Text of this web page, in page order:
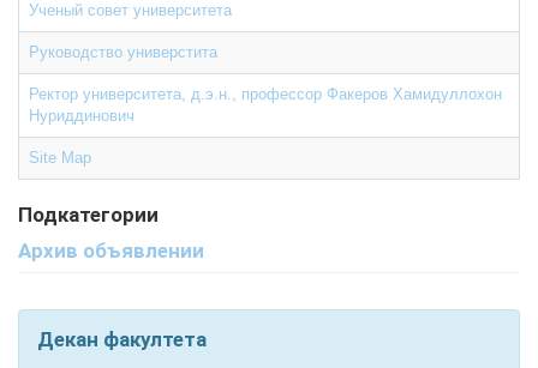
Ученый совет университета
Руководство универстита
Ректор университета, д.э.н., профессор Факеров Хамидуллохон
Нуриддинович
Site Map
Подкатегории
Архив объявлении
Декан факултета